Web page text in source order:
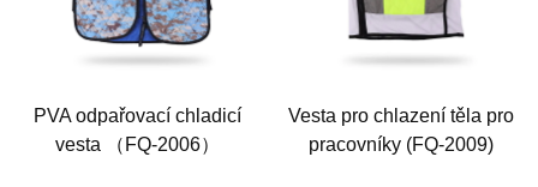
PVA odpařovací chladicí
vesta （FQ-2006）
Vesta pro chlazení těla pro
pracovníky (FQ-2009)